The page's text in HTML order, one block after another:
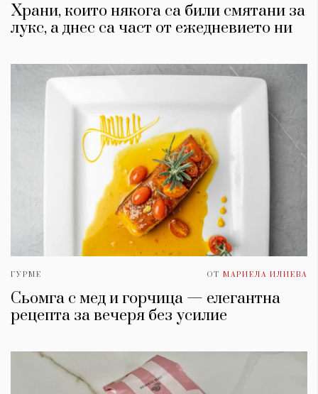
Храни, които някога са били смятани за
лукс, а днес са част от ежедневието ни
ГУРМЕ ОТ МАРИЕЛА ИЛИЕВА
Сьомга с мед и горчица — елегантна
рецепта за вечеря без усилие